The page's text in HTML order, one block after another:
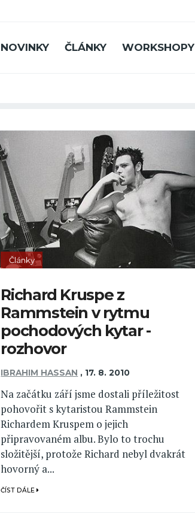
NOVINKY ČLÁNKY WORKSHOPY
Články
Richard Kruspe z
Rammstein v rytmu
pochodových kytar -
rozhovor
IBRAHIM HASSAN , 17. 8. 2010
Na začátku září jsme dostali příležitost
pohovořit s kytaristou Rammstein
Richardem Kruspem o jejich
připravovaném albu. Bylo to trochu
složitější, protože Richard nebyl dvakrát
hovorný a...
ČÍST DÁLE